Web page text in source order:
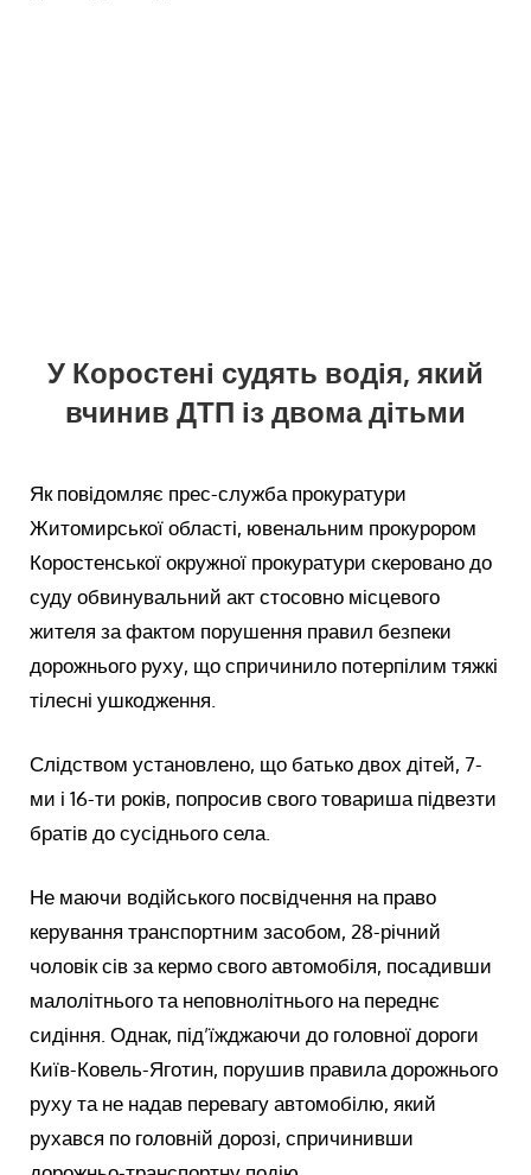
У Коростені судять водія, який
вчинив ДТП із двома дітьми
Як повідомляє прес-служба прокуратури
Житомирської області, ювенальним прокурором
Коростенської окружної прокуратури скеровано до
суду обвинувальний акт стосовно місцевого
жителя за фактом порушення правил безпеки
дорожнього руху, що спричинило потерпілим тяжкі
тілесні ушкодження.
Слідством установлено, що батько двох дітей, 7-
ми і 16-ти років, попросив свого товариша підвезти
братів до сусіднього села.
Не маючи водійського посвідчення на право
керування транспортним засобом, 28-річний
чоловік сів за кермо свого автомобіля, посадивши
малолітнього та неповнолітнього на переднє
сидіння. Однак, під’їжджаючи до головної дороги
Київ-Ковель-Яготин, порушив правила дорожнього
руху та не надав перевагу автомобілю, який
рухався по головній дорозі, спричинивши